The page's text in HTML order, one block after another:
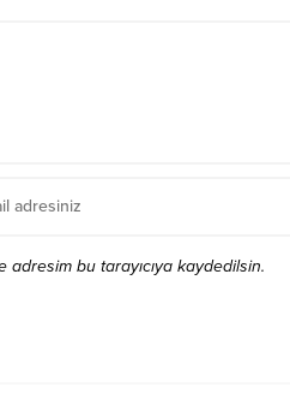
adresim bu tarayıcıya kaydedilsin.